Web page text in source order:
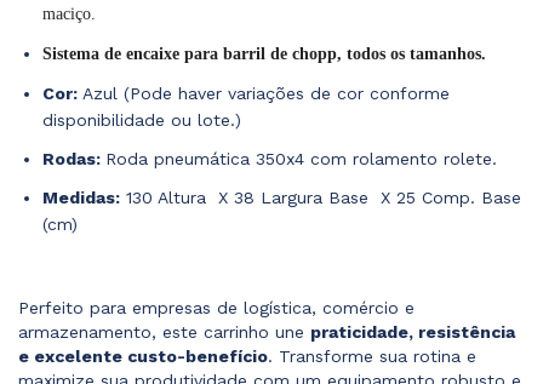
maciço.
Sistema de encaixe para barril de chopp, todos os tamanhos.
Cor: Azul (Pode haver variações de cor conforme
disponibilidade ou lote.)
Rodas: Roda pneumática 350x4 com rolamento rolete.
Medidas: 130 Altura X 38 Largura Base X 25 Comp. Base
(cm)
Perfeito para empresas de logística, comércio e
armazenamento, este carrinho une praticidade, resistência
e excelente custo-benefício. Transforme sua rotina e
maximize sua produtividade com um equipamento robusto e